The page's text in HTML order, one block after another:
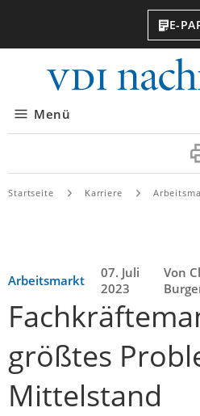
E-
Menü
Startseite Karriere
Arbeitsmarkt
07. Juli
2023
Von
größtes
Mittelstand